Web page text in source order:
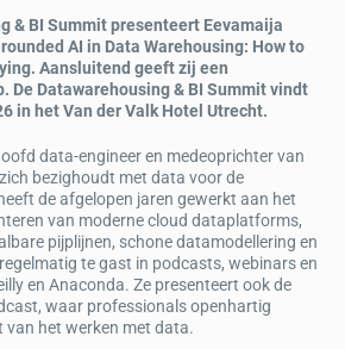
& BI Summit presenteert Eevamaija
AI in Data Warehousing: How to
Aansluitend geeft zij een
De Datawarehousing & BI Summit vindt
in het Van der Valk Hotel Utrecht.
data-engineer en medeoprichter van
bezighoudt met data voor de
de afgelopen jaren gewerkt aan het
van moderne cloud dataplatforms,
pijplijnen, schone datamodellering en
te gast in podcasts, webinars en
en Anaconda. Ze presenteert ook de
waar professionals openhartig
van het werken met data.